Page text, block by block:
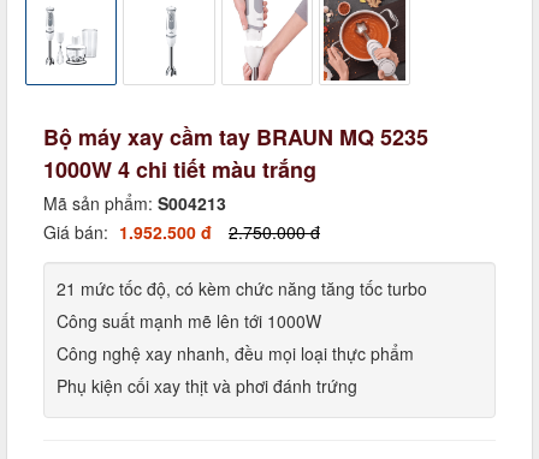
Bộ máy xay cầm tay BRAUN MQ 5235
1000W 4 chi tiết màu trắng
Mã sản phẩm: S004213
Giá bán: 1.952.500 đ 2.750.000 đ
21 mức tốc độ, có kèm chức năng tăng tốc turbo
Công suất mạnh mẽ lên tới 1000W
Công nghệ xay nhanh, đều mọi loại thực phẩm
Phụ kiện cối xay thịt và phơi đánh trứng